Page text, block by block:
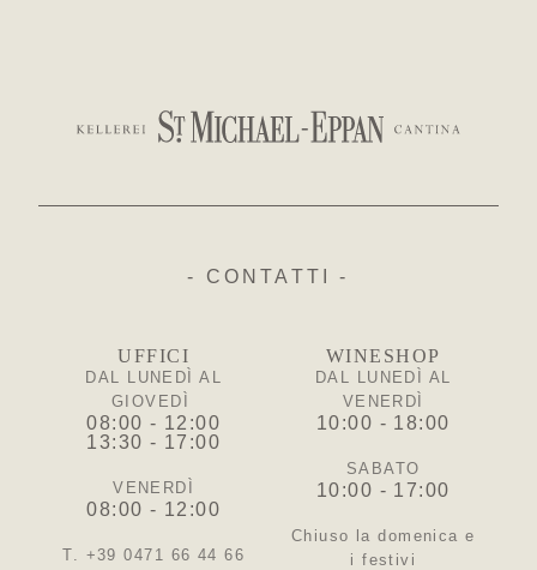
UFFICI
DAL LUNEDÌ AL
GIOVEDÌ
08:00 - 12:00
13:30 - 17:00
VENERDÌ
08:00 - 12:00
T. +39 0471 66 44 66
- CONTATTI -
WINESHOP
DAL LUNEDÌ AL
VENERDÌ
10:00 - 18:00
SABATO
10:00 - 17:00
Chiuso la domenica e
i festivi